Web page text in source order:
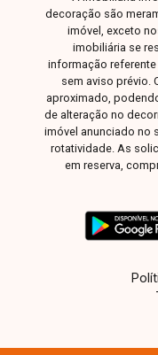
decoração são
imóvel, exceto
imobiliária se
informação
sem aviso prévio.
aproximado,
de alteração no
imóvel anunciado no
rotatividade. As
em reserva,